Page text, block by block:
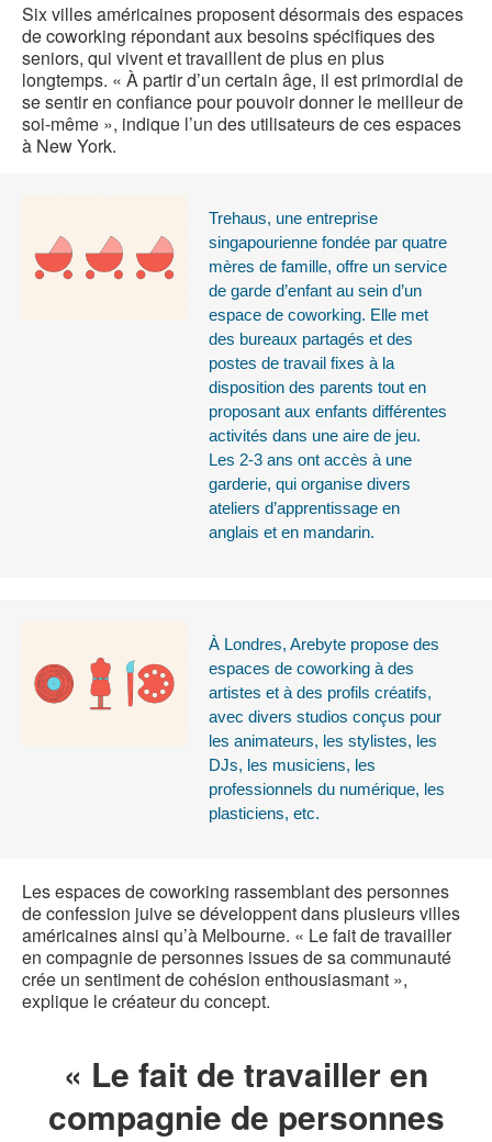
Six villes américaines proposent désormais des espaces
de coworking répondant aux besoins spécifiques des
seniors, qui vivent et travaillent de plus en plus
longtemps. « À partir d’un certain âge, il est primordial de
se sentir en confiance pour pouvoir donner le meilleur de
soi-même », indique l’un des utilisateurs de ces espaces
à New York.
Trehaus, une entreprise
singapourienne fondée par quatre
mères de famille, offre un service
de garde d’enfant au sein d’un
espace de coworking. Elle met
des bureaux partagés et des
postes de travail fixes à la
disposition des parents tout en
proposant aux enfants différentes
activités dans une aire de jeu.
Les 2-3 ans ont accès à une
garderie, qui organise divers
ateliers d’apprentissage en
anglais et en mandarin.
À Londres, Arebyte propose des
espaces de coworking à des
artistes et à des profils créatifs,
avec divers studios conçus pour
les animateurs, les stylistes, les
DJs, les musiciens, les
professionnels du numérique, les
plasticiens, etc.
Les espaces de coworking rassemblant des personnes
de confession juive se développent dans plusieurs villes
américaines ainsi qu’à Melbourne. « Le fait de travailler
en compagnie de personnes issues de sa communauté
crée un sentiment de cohésion enthousiasmant »,
explique le créateur du concept.
« Le fait de travailler en
compagnie de personnes